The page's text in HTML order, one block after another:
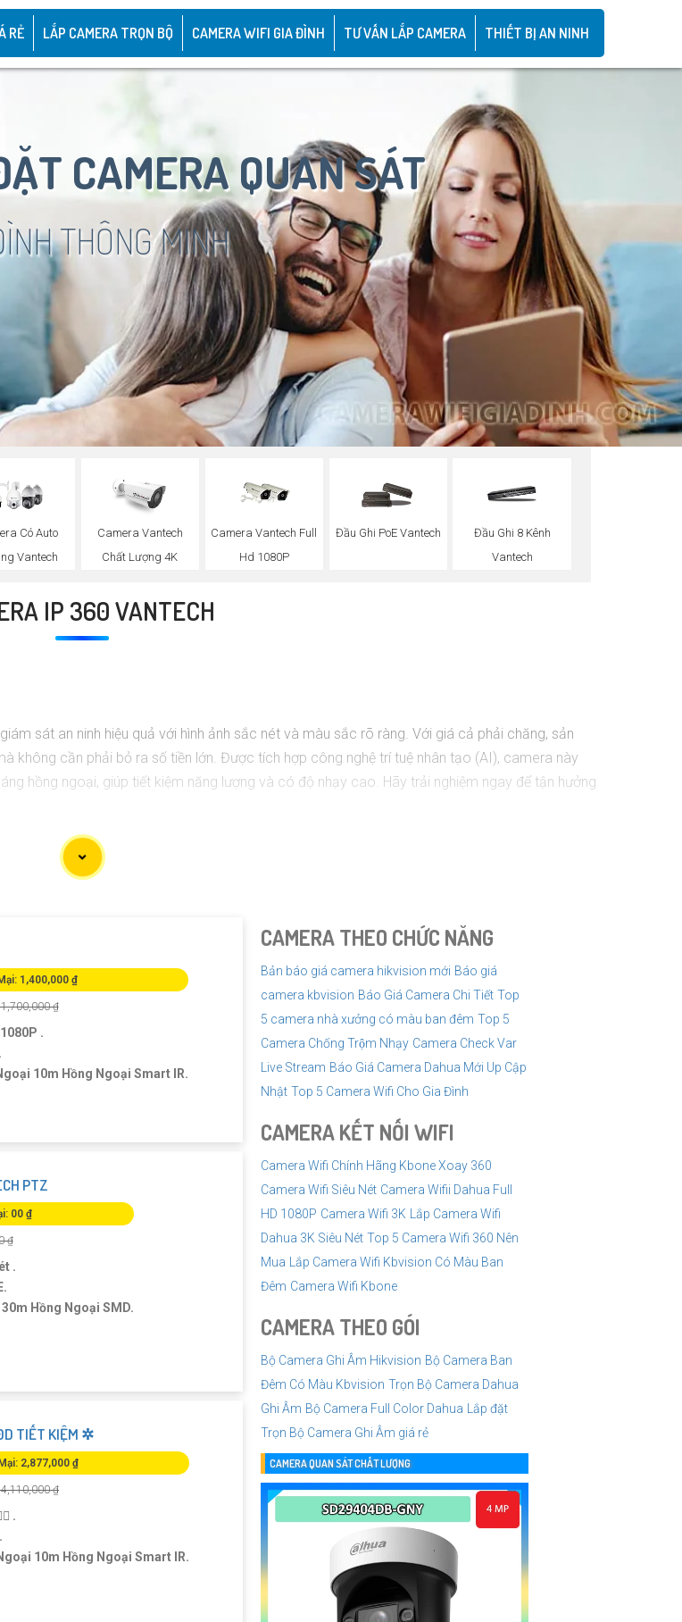
RẺ LẮP CAMERA TRỌN BỘ CAMERA WIFI GIA ĐÌNH TƯ VẤN LẮP CAMERA THIẾT BỊ AN NINH
CAMERA QUAN SÁT
THÔNG MINH
Có Auto
Vantech
Camera Vantech
Chất Lượng 4K
Camera Vantech Full
Hd 1080P
Đầu Ghi PoE Vantech
Đầu Ghi 8 Kênh
Vantech
IP 360 VANTECH
sát an ninh hiệu quả với hình ảnh sắc nét và màu sắc rõ ràng. Với giá cả phải chăng, sản
không cần phải bỏ ra số tiền lớn. Được tích hợp công nghệ trí tuệ nhân tạo (AI), camera này
hồng ngoại, giúp tiết kiệm năng lượng và có độ nhạy cao. Hãy trải nghiệm ngay để tận hưởng
1,400,000 ₫
₫
.
10m Hồng Ngoại Smart IR.
PTZ
00 ₫
₫
.
Hồng Ngoại SMD.
TIẾT KIỆM ✲
2,877,000 ₫
₫
.
10m Hồng Ngoại Smart IR.
CAMERA THEO CHỨC NĂNG
Bản báo giá camera hikvision mới Báo giá
camera kbvision Báo Giá Camera Chi Tiết Top
5 camera nhà xưởng có màu ban đêm Top 5
Camera Chống Trộm Nhạy Camera Check Var
Live Stream Báo Giá Camera Dahua Mới Up Cập
Nhật Top 5 Camera Wifi Cho Gia Đình
CAMERA KẾT NỐI WIFI
Camera Wifi Chính Hãng Kbone Xoay 360
Camera Wifi Siêu Nét Camera Wifii Dahua Full
HD 1080P Camera Wifi 3K
Lắp Camera Wifi
Dahua 3K Siêu Nét Top 5 Camera Wifi 360 Nên
Mua
Lắp Camera Wifi Kbvision Có Màu Ban
Đêm Camera Wifi Kbone
CAMERA THEO GÓI
Bộ Camera Ghi Âm Hikvision Bộ Camera Ban
Đêm Có Màu Kbvision Trọn Bộ Camera Dahua
Ghi Âm Bộ Camera Full Color Dahua
Lắp đặt
Trọn Bộ Camera Ghi Âm giá rẻ
CAMERA QUAN SÁT CHẤT LƯỢNG